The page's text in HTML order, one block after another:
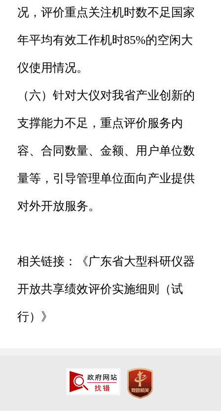
况，评价重点关注机时数不足国家
年平均有效工作机时85%的空闲大
仪使用情况。
（六）针对大仪对我省产业创新的
支撑能力不足，重点评价服务内
容、合同数量、金额、用户单位数
量等，引导管理单位面向产业提供
对外开放服务。
相关链接： 《广东省大型科研仪器
开放共享绩效评价实施细则（试
行）》